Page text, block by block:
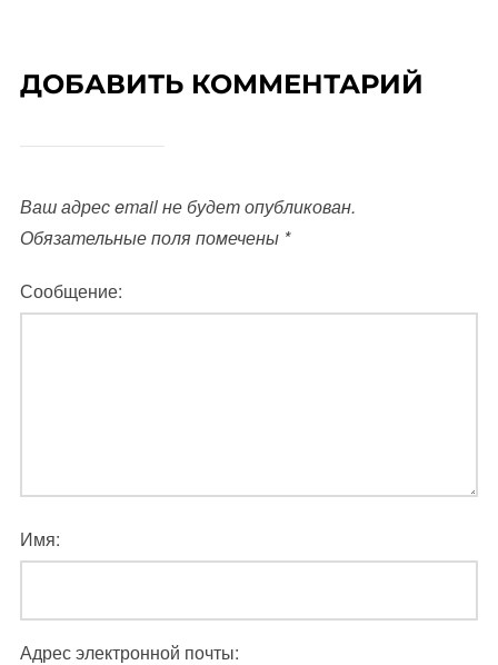
ДОБАВИТЬ КОММЕНТАРИЙ
Ваш адрес email не будет опубликован.
Обязательные поля помечены *
Сообщение:
Имя:
Адрес электронной почты: